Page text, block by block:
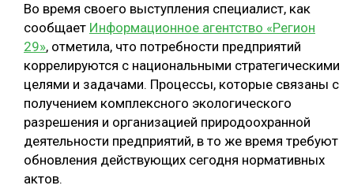
Во время своего выступления специалист, как
сообщает Информационное агентство «Регион
29», отметила, что потребности предприятий
коррелируются с национальными стратегическими
целями и задачами. Процессы, которые связаны с
получением комплексного экологического
разрешения и организацией природоохранной
деятельности предприятий, в то же время требуют
обновления действующих сегодня нормативных
актов.